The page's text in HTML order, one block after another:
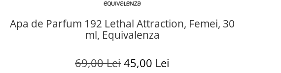
Apa de Parfum 192 Lethal Attraction, Femei, 30
ml, Equivalenza
69,00 Lei 45,00 Lei